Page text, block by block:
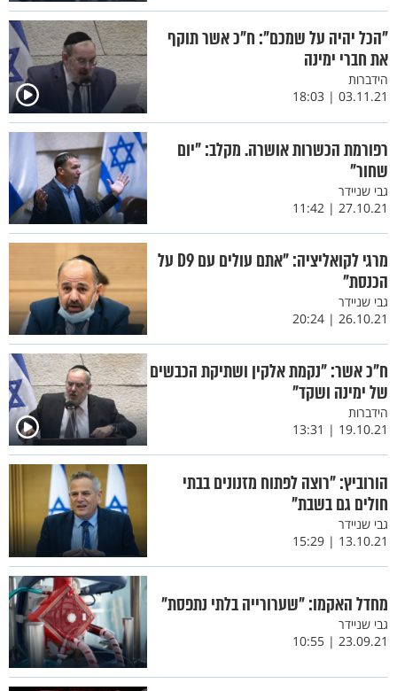
"הכל יהיה על שמכם": ח"כ אשר תוקף
את חברי ימינה
הידברות
03.11.21 | 18:03
רפורמת הכשרות אושרה. מקלב: "יום
שחור"
גבי שניידר
27.10.21 | 11:42
מרגי לקואליציה: "אתם עולים עם D9 על
הכנסת"
גבי שניידר
26.10.21 | 20:24
ח"כ אשר: "נקמת אלקין ושתיקת הכבשים
של ימינה ושקד"
הידברות
19.10.21 | 13:31
הורוביץ: "רוצה לפתוח מזנונים בבתי
חולים גם בשבת"
גבי שניידר
13.10.21 | 15:29
מחדל האקמו: "שערורייה בלתי נתפסת"
גבי שניידר
23.09.21 | 10:55